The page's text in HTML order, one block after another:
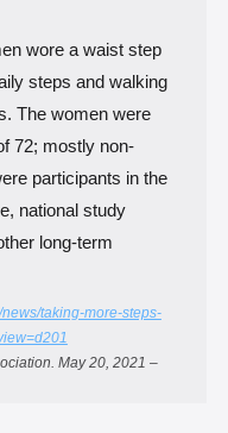
wore a waist step
steps and walking
The women were
72; mostly non-
participants in the
national study
long-term
taking-more-steps-
May 20, 2021 –